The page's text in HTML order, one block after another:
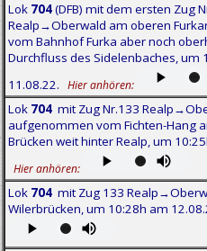
Lok 704(DFB) mit dem ersten Zug
Realp→Oberwald am oberen
vom Bahnhof Furka aber noch
Durchfluss des Sidelenbaches, um
11.08.22.
Hier anhören:
Lok 704 mit Zug Nr.133
aufgenommen vom Fichten-Hang
Brücken weit hinter Realp, um
Hier anhören:
Lok 704 mit Zug 133
Wilerbrücken, um 10:28h am